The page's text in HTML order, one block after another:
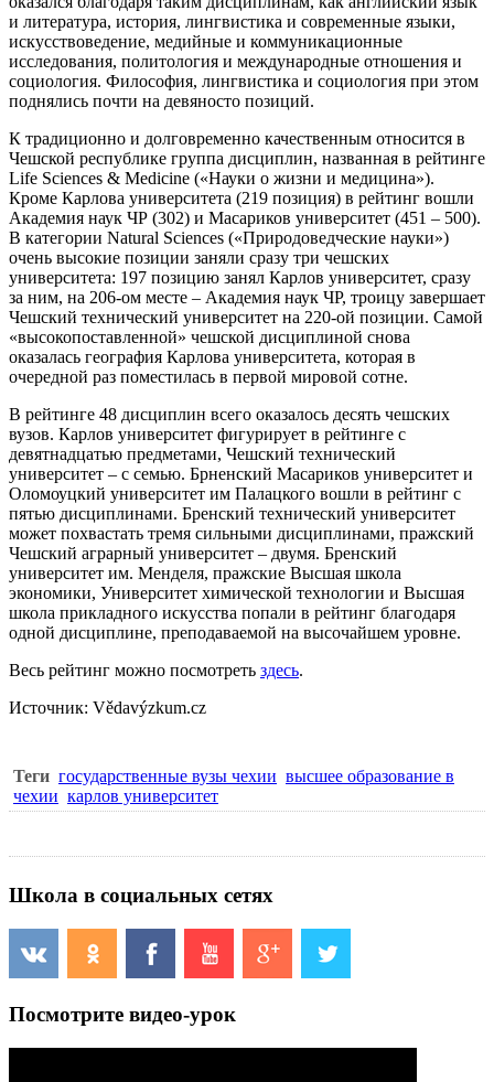
и литература, история, лингвистика и современные языки,
искусствоведение, медийные и коммуникационные
исследования, политология и международные отношения и
социология. Философия, лингвистика и социология при этом
поднялись почти на девяносто позиций.
К традиционно и долговременно качественным относится в
Чешской республике группа дисциплин, названная в рейтинге
Life Sciences & Medicine («Науки о жизни и медицина»).
Кроме Карлова университета (219 позиция) в рейтинг вошли
Академия наук ЧР (302) и Масариков университет (451 – 500).
В категории Natural Sciences («Природоведческие науки»)
очень высокие позиции заняли сразу три чешских
университета: 197 позицию занял Карлов университет, сразу
за ним, на 206-ом месте – Академия наук ЧР, троицу завершает
Чешский технический университет на 220-ой позиции. Самой
«высокопоставленной» чешской дисциплиной снова
оказалась география Карлова университета, которая в
очередной раз поместилась в первой мировой сотне.
В рейтинге 48 дисциплин всего оказалось десять чешских
вузов. Карлов университет фигурирует в рейтинге с
девятнадцатью предметами, Чешский технический
университет – с семью. Брненский Масариков университет и
Оломоуцкий университет им Палацкого вошли в рейтинг с
пятью дисциплинами. Бренский технический университет
может похвастать тремя сильными дисциплинами, пражский
Чешский аграрный университет – двумя. Бренский
университет им. Менделя, пражские Высшая школа
экономики, Университет химической технологии и Высшая
школа прикладного искусства попали в рейтинг благодаря
одной дисциплине, преподаваемой на высочайшем уровне.
Весь рейтинг можно посмотреть здесь.
Источник: Vědavýzkum.cz
Теги государственные вузы чехии высшее образование в
чехии карлов университет
Школа в социальных сетях
Посмотрите видео-урок